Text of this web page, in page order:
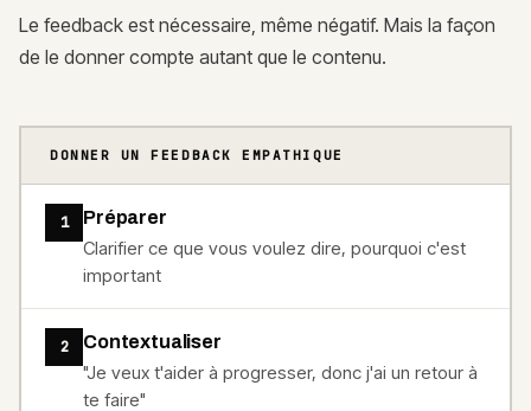
Le feedback est nécessaire, même négatif. Mais la façon
de le donner compte autant que le contenu.
DONNER UN FEEDBACK EMPATHIQUE
1 Préparer
Clarifier ce que vous voulez dire, pourquoi c'est
important
2 Contextualiser
"Je veux t'aider à progresser, donc j'ai un retour à
te faire"